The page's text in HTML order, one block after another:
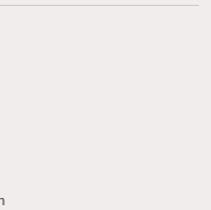
ch